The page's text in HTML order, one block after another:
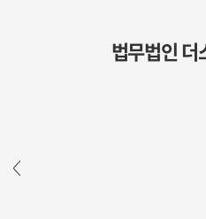
법무법인 더